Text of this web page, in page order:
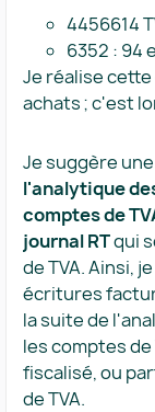
4456614
6352 : 94
Je réalise
achats ; c'est
Je suggère
l'analytique
comptes de
journal RTqui
de TVA. Ainsi,
écritures
la suite de
les comptes
fiscalisé, ou
de TVA.